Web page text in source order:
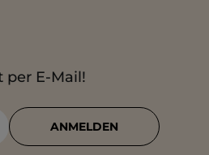
per E-Mail!
ANMELDEN